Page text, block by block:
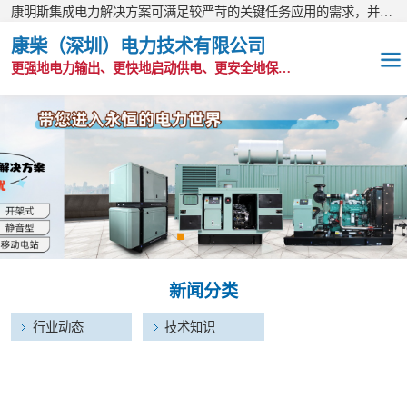
康柴（深圳）电力技术有限公司
更强地电力输出、更快地启动供电、更安全地保护功能
新闻分类
行业动态 技术知识
OEM发电机组
静音发电机组
移动电站
发电机出租